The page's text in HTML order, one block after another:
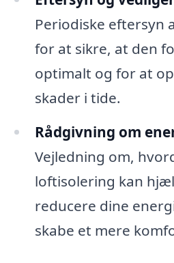
Periodiske eftersyn
for at sikre, at den
optimalt og for at
skader i tide.
Rådgivning om
Vejledning om,
loftisolering kan
reducere dine
skabe et mere